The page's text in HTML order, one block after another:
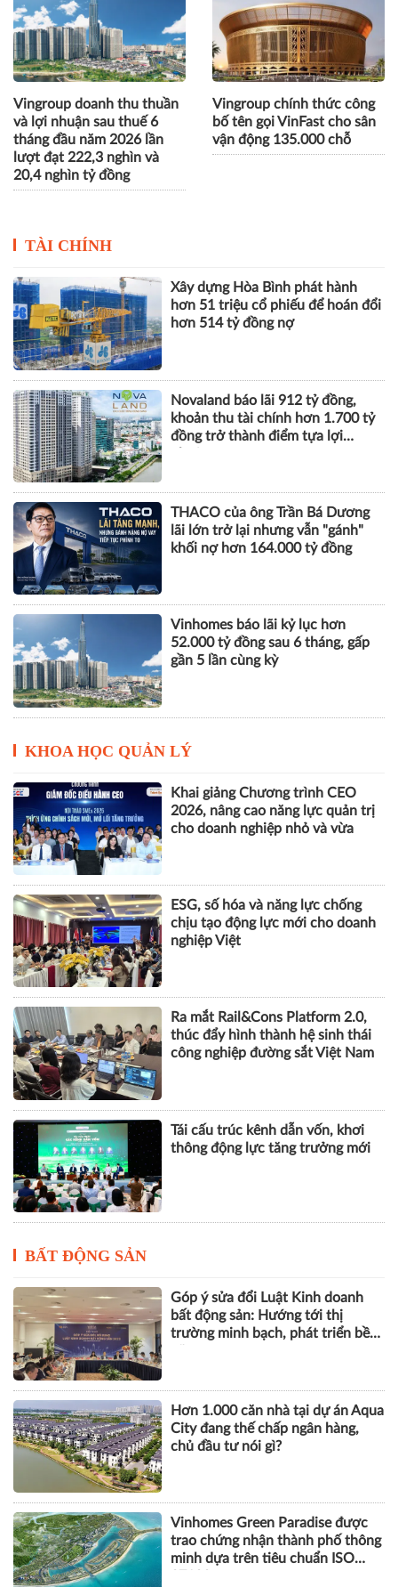
Property Vietnam Awards
2026
Chính tại VPBank Ho Chi
Minh City Music Half
Marathon 2026
và lợi nhuận sau thuế 6
lượt đạt 222,3 nghìn và
20,4 nghìn tỷ đồng
TÀI CHÍNH
Xây dựng Hòa Bình phát hành
hơn 51 triệu cổ phiếu để hoán đổi
hơn 514 tỷ đồng nợ
Novaland báo lãi 912 tỷ đồng,
khoản thu tài chính hơn 1.700 tỷ
đồng trở thành điểm tựa lợi
THACO của ông Trần Bá Dương
lãi lớn trở lại nhưng vẫn "gánh"
khối nợ hơn 164.000 tỷ đồng
Vinhomes báo lãi kỷ lục hơn
KHOA HỌC QUẢN LÝ
Khai giảng Chương trình CEO
2026, nâng cao năng lực quản trị
cho doanh nghiệp nhỏ và vừa
ESG, số hóa và năng lực chống
chịu tạo động lực mới cho doanh
nghiệp Việt
Ra mắt Rail&Cons Platform 2.0,
thúc đẩy hình thành hệ sinh thái
BẤT ĐỘNG SẢN
Góp ý sửa đổi Luật Kinh doanh
bất động sản: Hướng tới thị
trường minh bạch, phát triển bền
Hơn 1.000 căn nhà tại dự án Aqua
City đang thế chấp ngân hàng,
chủ đầu tư nói gì?